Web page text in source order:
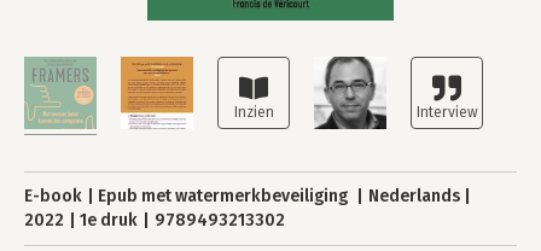
E-book Epub met watermerkbeveiliging
Nederlands
2022
1e druk 9789493213302